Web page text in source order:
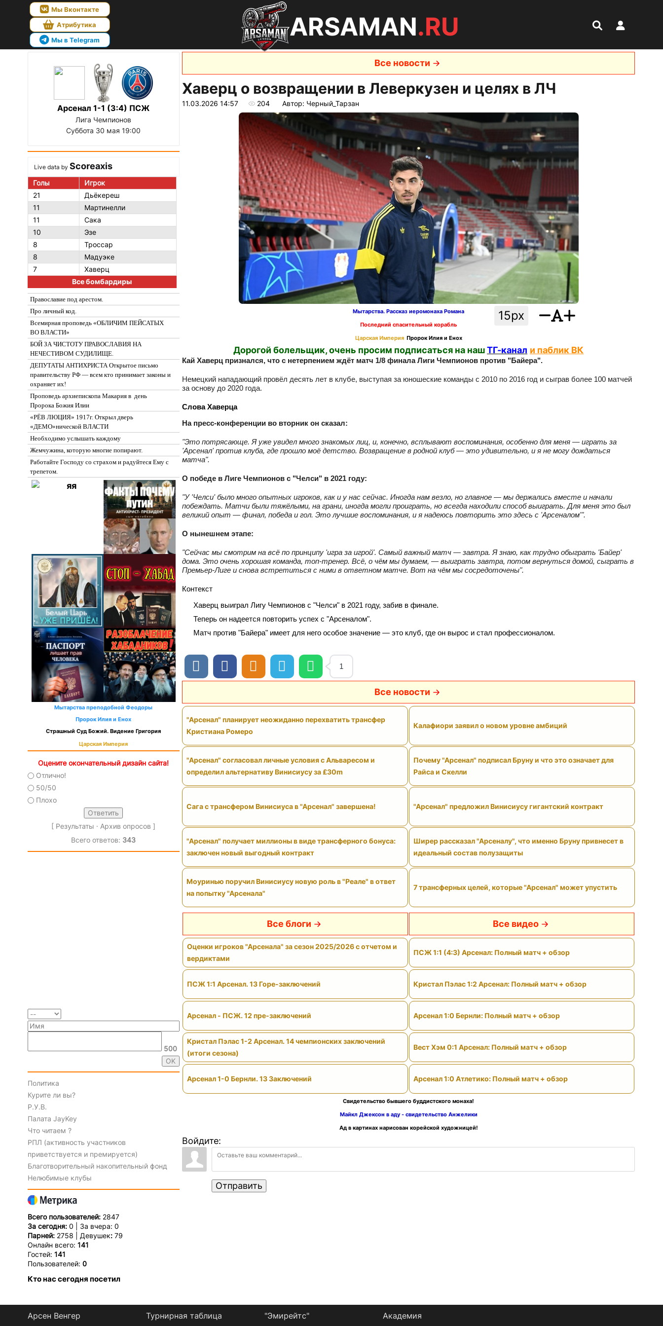
Мы Вконтакте
Атрибутика
Мы в Telegram
ARSAMAN.RU
Арсенал 1-1 (3:4) ПСЖ
Лига Чемпионов
Суббота 30 мая 19:00
Live data by Scoreaxis
Голы
Игрок
21
Дьёкереш
11
Мартинелли
11
Сака
10
Эзе
8
Троссар
8
Мадуэке
7
Хаверц
Все бомбардиры
Православие под арестом.
Про личный код.
Всемирная проповедь «ОБЛИЧИМ ПЕЙСАТЫХ
ВО ВЛАСТИ»
БОЙ ЗА ЧИСТОТУ ПРАВОСЛАВИЯ НА
НЕЧЕСТИВОМ СУДИЛИЩЕ.
ДЕПУТАТЫ АНТИХРИСТА Открытое письмо
правительству РФ — всем кто принимает законы и
охраняет их!
Проповедь архиепископа Макария в день
Пророка Божия Илии
«РЁВ ЛЮЦИЯ» 1917г. Открыл дверь
«ДЕМО»нической ВЛАСТИ
Необходимо услышать каждому
Жемчужина, которую многие попирают.
Работайте Господу со страхом и радуйтеся Ему с
трепетом.
Мытарства преподобной Феодоры
Пророк Илия и Енох
Страшный Суд Божий. Видение Григория
Царская Империя
Оцените окончательный дизайн сайта!
Отлично!
50/50
Плохо
[ Результаты · Архив опросов ]
Всего ответов: 343
500
Политика
Курите ли вы?
Р.У.В.
Палата JayKey
Что читаем ?
РПЛ (активность участников
приветствуется и премируется)
Благотворительный накопительный фонд
Нелюбимые клубы
Всего пользователей: 2847
За сегодня: 0 | За вчера: 0
Парней: 2758 | Девушек:79
Онлайн всего: 141
Гостей: 141
Пользователей: 0
Кто нас сегодня посетил
Все новости
Хаверц о возвращении в Леверкузен и целях в ЛЧ
11.03.2026 14:57 204 Автор: Черный_Тарзан
15px
Мытарства. Рассказ иеромонаха Романа
Последний спасительный корабль
Царская Империя Пророк Илия и Енох
Дорогой болельщик, очень просим подписаться на нашТГ-канал и паблик ВК
Кай Хаверц признался, что с нетерпением ждёт матч 1/8 финала Лиги Чемпионов против "Байера".
Немецкий нападающий провёл десять лет в клубе, выступая за юношеские команды с 2010 по 2016 год и сыграв более 100 матчей
за основу до 2020 года.
Слова Хаверца
На пресс‑конференции во вторник он сказал:
"Это потрясающе. Я уже увидел много знакомых лиц, и, конечно, всплывают воспоминания, особенно для меня — играть за
'Арсенал' против клуба, где прошло моё детство. Возвращение в родной клуб — это удивительно, и я не могу дождаться
матча".
О победе в Лиге Чемпионов с "Челси" в 2021 году:
"У 'Челси' было много опытных игроков, как и у нас сейчас. Иногда нам везло, но главное — мы держались вместе и начали
побеждать. Матчи были тяжёлыми, на грани, иногда могли проиграть, но всегда находили способ выиграть. Для меня это был
великий опыт — финал, победа и гол. Это лучшие воспоминания, и я надеюсь повторить это здесь с 'Арсеналом'".
О нынешнем этапе:
"Сейчас мы смотрим на всё по принципу 'игра за игрой'. Самый важный матч — завтра. Я знаю, как трудно обыграть 'Байер'
дома. Это очень хорошая команда, топ‑тренер. Всё, о чём мы думаем, — выиграть завтра, потом вернуться домой, сыграть в
Премьер‑Лиге и снова встретиться с ними в ответном матче. Вот на чём мы сосредоточены".
Контекст
Хаверц выиграл Лигу Чемпионов с "Челси" в 2021 году, забив в финале.
Теперь он надеется повторить успех с "Арсеналом".
Матч против "Байера" имеет для него особое значение — это клуб, где он вырос и стал профессионалом.
1
Все новости
"Арсенал" планирует неожиданно перехватить трансфер
Кристиана Ромеро
Калафиори заявил о новом уровне амбиций
"Арсенал" согласовал личные условия с Альваресом и
определил альтернативу Винисиусу за £30m
Почему "Арсенал" подписал Бруну и что это означает для
Райса и Скелли
Сага с трансфером Винисиуса в "Арсенал" завершена! "Арсенал" предложил Винисиусу гигантский контракт
"Арсенал" получает миллионы в виде трансферного бонуса:
заключен новый выгодный контракт
Ширер рассказал "Арсеналу", что именно Бруну привнесет в
идеальный состав полузащиты
Моуринью поручил Винисиусу новую роль в "Реале" в ответ
на попытку "Арсенала"
7 трансферных целей, которые "Арсенал" может упустить
Все блоги
Оценки игроков "Арсенала" за сезон 2025/2026 с отчетом и
вердиктами
ПСЖ 1:1 Арсенал. 13 Горе-заключений
Арсенал - ПСЖ. 12 пре-заключений
Кристал Пэлас 1-2 Арсенал. 14 чемпионских заключений
(итоги сезона)
Арсенал 1-0 Бернли. 13 Заключений
Все видео
ПСЖ 1:1 (4:3) Арсенал: Полный матч + обзор
Кристал Пэлас 1:2 Арсенал: Полный матч + обзор
Арсенал 1:0 Бернли: Полный матч + обзор
Вест Хэм 0:1 Арсенал: Полный матч + обзор
Арсенал 1:0 Атлетико: Полный матч + обзор
Свидетельство бывшего буддистского монаха!
Майкл Джексон в аду - свидетельство Анжелики
Ад в картинах нарисован корейской художницей!
Войдите:
Отправить
Арсен Венгер Турнирная таблица "Эмирейтс" Академия